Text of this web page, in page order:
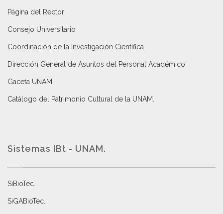
Página del Rector
Consejo Universitario
Coordinación de la Investigación Científica
Dirección General de Asuntos del Personal Académico
Gaceta UNAM
Catálogo del Patrimonio Cultural de la UNAM.
Sistemas IBt - UNAM.
SiBioTec
SiGABioTec.